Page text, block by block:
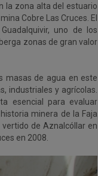
la zona alta del estuario
Cobre Las Cruces. El
uno de los
zonas de gran valor
masas de agua en este
industriales y agrícolas.
esencial para evaluar
minera de la Faja
de Aznalcóllar en
en 2008.